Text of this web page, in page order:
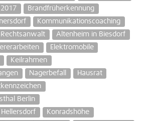
Brandfrüherkennung
Kommunikationscoaching
Rechtsanwalt
Altenheim in Biesdorf
Elektromobile
Keilrahmen
Nagerbefall
Hausrat
Berlin
Konradshöhe